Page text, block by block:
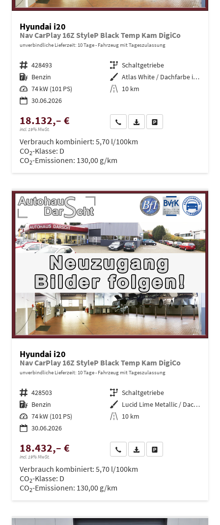
Hyundai i20
Nav CarPlay 16Z StyleP Black Temp Kam DigiCo
unverbindliche Lieferzeit: 10 Tage Fahrzeug mit Tageszulassung
Fahrzeugnr. 428493 Getriebe Schaltgetriebe
Kraftstoff Benzin Außenfarbe
Atlas White / Dachfarbe in schwa
Leistung 74 kW (101 PS) Kilometerstand 10 km
30.06.2026
18.132,– €
incl. 19% MwSt.
Wir rufen Sie anPDF-Datei, Fahrzeugexposé
Verbrauch kombiniert: 5,70 l/100km
CO2-Klasse: D
CO2-Emissionen: 130,00 g/km
Hyundai i20
Nav CarPlay 16Z StyleP Black Temp Kam DigiCo
unverbindliche Lieferzeit: 10 Tage Fahrzeug mit Tageszulassung
Fahrzeugnr. 428503 Getriebe Schaltgetriebe
Kraftstoff Benzin Außenfarbe
Lucid Lime Metallic / Dachfarbe
Leistung 74 kW (101 PS) Kilometerstand 10 km
30.06.2026
18.432,– €
incl. 19% MwSt.
Wir rufen Sie anPDF-Datei, Fahrzeugexposé
Verbrauch kombiniert: 5,70 l/100km
CO2-Klasse: D
CO2-Emissionen: 130,00 g/km